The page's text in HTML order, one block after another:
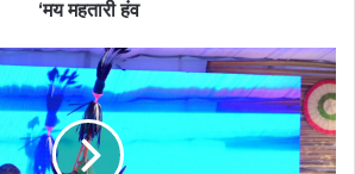
‘मय महतारी हंव